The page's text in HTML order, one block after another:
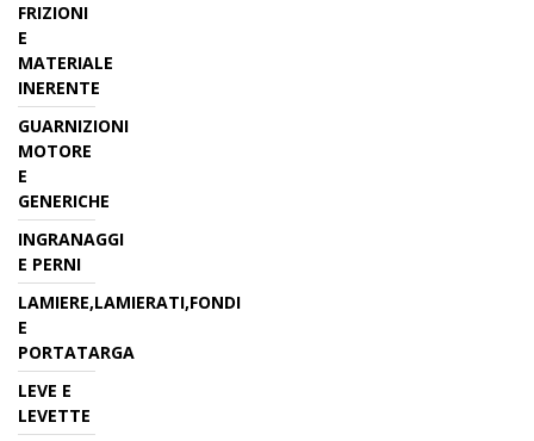
FRIZIONI
E
MATERIALE
INERENTE
GUARNIZIONI
MOTORE
E
GENERICHE
INGRANAGGI
E PERNI
LAMIERE,LAMIERATI,FONDI
E
PORTATARGA
LEVE E
LEVETTE